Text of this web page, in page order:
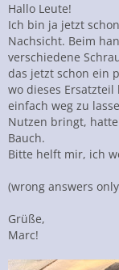
Hallo Leute!
Ich bin ja jetzt
Nachsicht. Beim
verschiedene
das jetzt schon ein
wo dieses
einfach weg zu
Nutzen bringt,
Bauch.
Bitte helft mir, ich
(wrong answers
Grüße,
Marc!